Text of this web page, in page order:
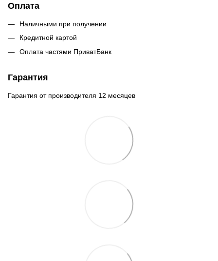
Оплата
Наличными при получении
Кредитной картой
Оплата частями ПриватБанк
Гарантия
Гарантия от производителя 12 месяцев